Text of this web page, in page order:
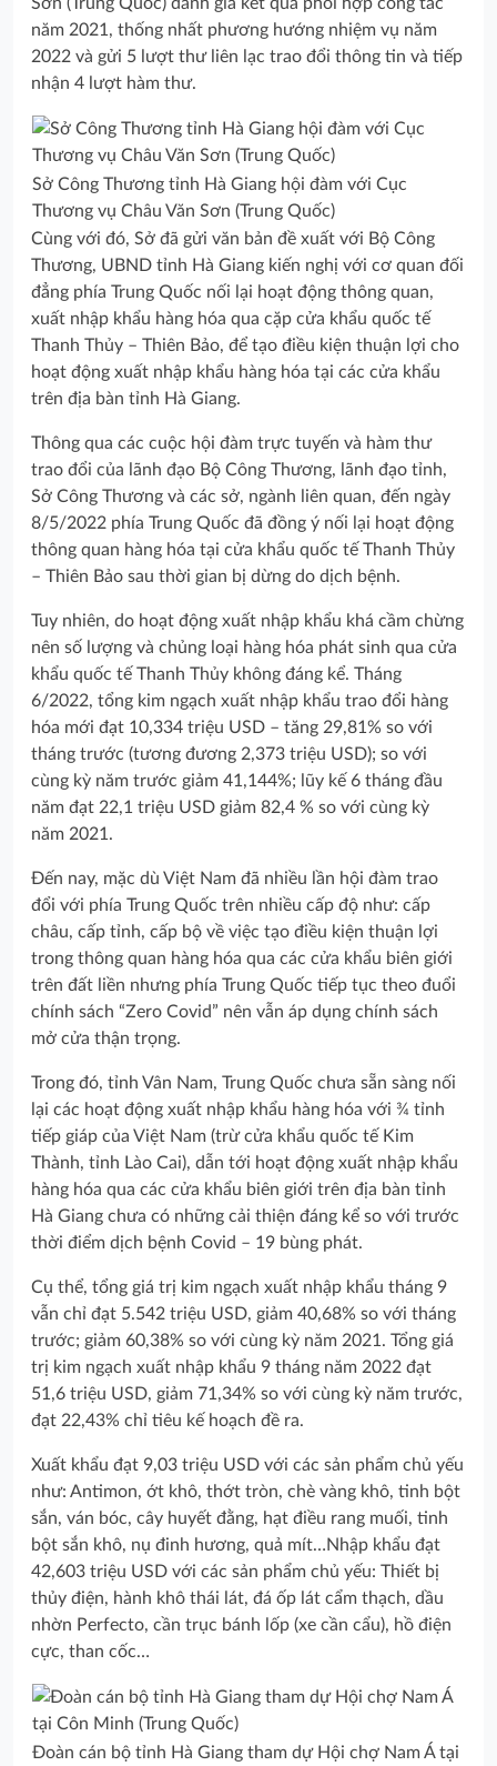
năm 2021, thống nhất phương hướng nhiệm vụ năm
2022 và gửi 5 lượt thư liên lạc trao đổi thông tin và tiếp
nhận 4 lượt hàm thư.
Sở Công Thương tỉnh Hà Giang hội đàm với Cục
Thương vụ Châu Văn Sơn (Trung Quốc)
Cùng với đó, Sở đã gửi văn bản đề xuất với Bộ Công
Thương, UBND tỉnh Hà Giang kiến nghị với cơ quan đối
đẳng phía Trung Quốc nối lại hoạt động thông quan,
xuất nhập khẩu hàng hóa qua cặp cửa khẩu quốc tế
Thanh Thủy – Thiên Bảo, để tạo điều kiện thuận lợi cho
hoạt động xuất nhập khẩu hàng hóa tại các cửa khẩu
trên địa bàn tỉnh Hà Giang.
Thông qua các cuộc hội đàm trực tuyến và hàm thư
trao đổi của lãnh đạo Bộ Công Thương, lãnh đạo tỉnh,
Sở Công Thương và các sở, ngành liên quan, đến ngày
8/5/2022 phía Trung Quốc đã đồng ý nối lại hoạt động
thông quan hàng hóa tại cửa khẩu quốc tế Thanh Thủy
– Thiên Bảo sau thời gian bị dừng do dịch bệnh.
Tuy nhiên, do hoạt động xuất nhập khẩu khá cầm chừng
nên số lượng và chủng loại hàng hóa phát sinh qua cửa
khẩu quốc tế Thanh Thủy không đáng kể. Tháng
6/2022, tổng kim ngạch xuất nhập khẩu trao đổi hàng
hóa mới đạt 10,334 triệu USD – tăng 29,81% so với
tháng trước (tương đương 2,373 triệu USD); so với
cùng kỳ năm trước giảm 41,144%; lũy kế 6 tháng đầu
năm đạt 22,1 triệu USD giảm 82,4 % so với cùng kỳ
năm 2021.
Đến nay, mặc dù Việt Nam đã nhiều lần hội đàm trao
đổi với phía Trung Quốc trên nhiều cấp độ như: cấp
châu, cấp tỉnh, cấp bộ về việc tạo điều kiện thuận lợi
trong thông quan hàng hóa qua các cửa khẩu biên giới
trên đất liền nhưng phía Trung Quốc tiếp tục theo đuổi
chính sách “Zero Covid” nên vẫn áp dụng chính sách
mở cửa thận trọng.
Trong đó, tỉnh Vân Nam, Trung Quốc chưa sẵn sàng nối
lại các hoạt động xuất nhập khẩu hàng hóa với ¾ tỉnh
tiếp giáp của Việt Nam (trừ cửa khẩu quốc tế Kim
Thành, tỉnh Lào Cai), dẫn tới hoạt động xuất nhập khẩu
hàng hóa qua các cửa khẩu biên giới trên địa bàn tỉnh
Hà Giang chưa có những cải thiện đáng kể so với trước
thời điểm dịch bệnh Covid – 19 bùng phát.
Cụ thể, tổng giá trị kim ngạch xuất nhập khẩu tháng 9
vẫn chỉ đạt 5.542 triệu USD, giảm 40,68% so với tháng
trước; giảm 60,38% so với cùng kỳ năm 2021. Tổng giá
trị kim ngạch xuất nhập khẩu 9 tháng năm 2022 đạt
51,6 triệu USD, giảm 71,34% so với cùng kỳ năm trước,
đạt 22,43% chỉ tiêu kế hoạch đề ra.
Xuất khẩu đạt 9,03 triệu USD với các sản phẩm chủ yếu
như: Antimon, ớt khô, thớt tròn, chè vàng khô, tinh bột
sắn, ván bóc, cây huyết đằng, hạt điều rang muối, tinh
bột sắn khô, nụ đinh hương, quả mít…Nhập khẩu đạt
42,603 triệu USD với các sản phẩm chủ yếu: Thiết bị
thủy điện, hành khô thái lát, đá ốp lát cẩm thạch, dầu
nhờn Perfecto, cần trục bánh lốp (xe cần cẩu), hồ điện
cực, than cốc…
Đoàn cán bộ tỉnh Hà Giang tham dự Hội chợ Nam Á tại